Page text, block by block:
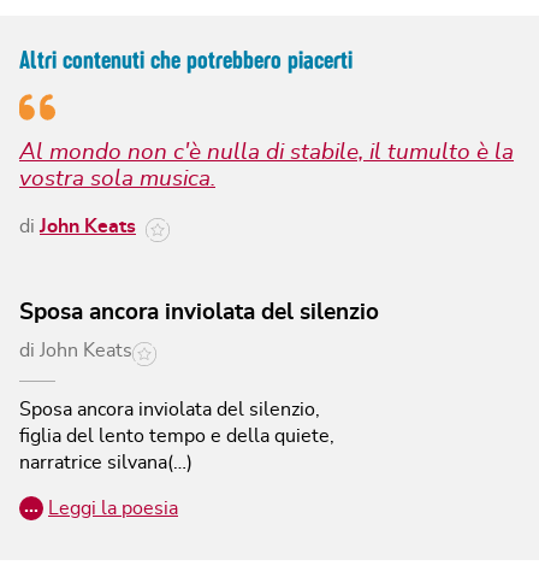
Altri contenuti che potrebbero piacerti
Al mondo non c'è nulla di stabile, il tumulto è la
vostra sola musica.
diJohn Keats
Sposa ancora inviolata del silenzio
di John Keats
Sposa ancora inviolata del silenzio,
figlia del lento tempo e della quiete,
narratrice silvana(…)
… Leggi la poesia